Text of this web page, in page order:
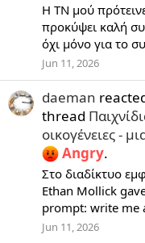
Η ΤΝ μού
προκύψει καλή
όχι μόνο για το
Jun 11, 2026
daeman
thread
οικογένειες -
Angry.
Στο διαδίκτυο
Ethan Mollick
prompt: write me
Jun 11, 2026